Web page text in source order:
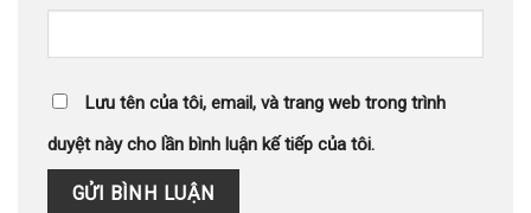
Lưu tên của tôi, email, và trang web trong trình
duyệt này cho lần bình luận kế tiếp của tôi.